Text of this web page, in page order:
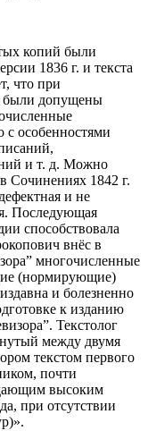
копий были
1836 г. и текста
что при
были допущены
с особенностями
и т. д. Можно
Сочинениях 1842 г.
и не
Последующая
способствовала
внёс в
многочисленные
(нормирующие)
и болезненно
к изданию
Текстолог
между двумя
текстом первого
почти
высоким
при отсутствии